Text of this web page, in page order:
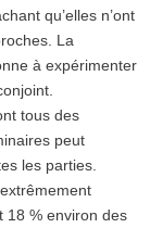
qu’elles n’ont
La
à expérimenter
tous des
peut
les parties.
18 % environ des